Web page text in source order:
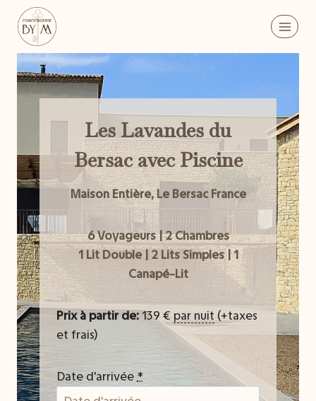
contenu
Les Lavandes du
Bersac avec Piscine
Maison Entière, Le Bersac France
6 Voyageurs | 2 Chambres
1 Lit Double | 2 Lits Simples | 1
Canapé-Lit
Prix à partir de: 139 € par nuit (+taxes
et frais)
Date d'arrivée *